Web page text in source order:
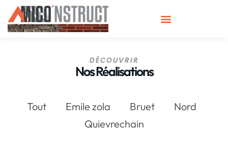
DÉCOUVRIR
Nos Réalisations
Tout Emile zola Bruet
Nord
Quievrechain